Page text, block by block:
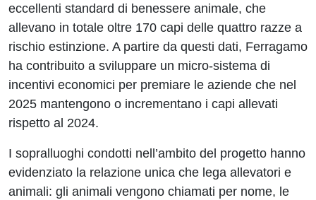
eccellenti standard di benessere animale, che
allevano in totale oltre 170 capi delle quattro razze a
rischio estinzione. A partire da questi dati, Ferragamo
ha contribuito a sviluppare un micro-sistema di
incentivi economici per premiare le aziende che nel
2025 mantengono o incrementano i capi allevati
rispetto al 2024.
I sopralluoghi condotti nell’ambito del progetto hanno
evidenziato la relazione unica che lega allevatori e
animali: gli animali vengono chiamati per nome, le